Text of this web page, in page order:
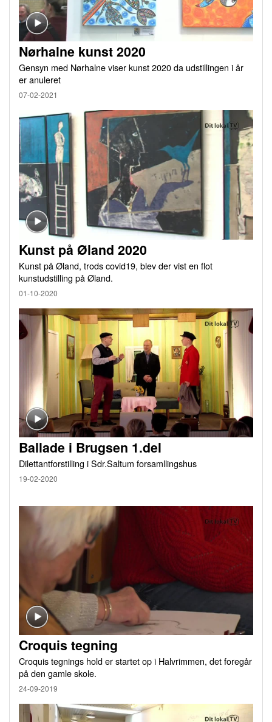
Nørhalne kunst 2020
Gensyn med Nørhalne viser kunst 2020 da udstillingen i år
er anuleret
07-02-2021
Kunst på Øland 2020
Kunst på Øland, trods covid19, blev der vist en flot
kunstudstilling på Øland.
01-10-2020
Ballade i Brugsen 1.del
Dilettantforstilling i Sdr.Saltum forsamllingshus
19-02-2020
Croquis tegning
Croquis tegnings hold er startet op i Halvrimmen, det foregår
på den gamle skole.
24-09-2019